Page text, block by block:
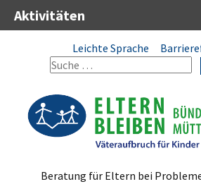
Leichte Sprache
Beratung für Eltern bei
Aktivitäten